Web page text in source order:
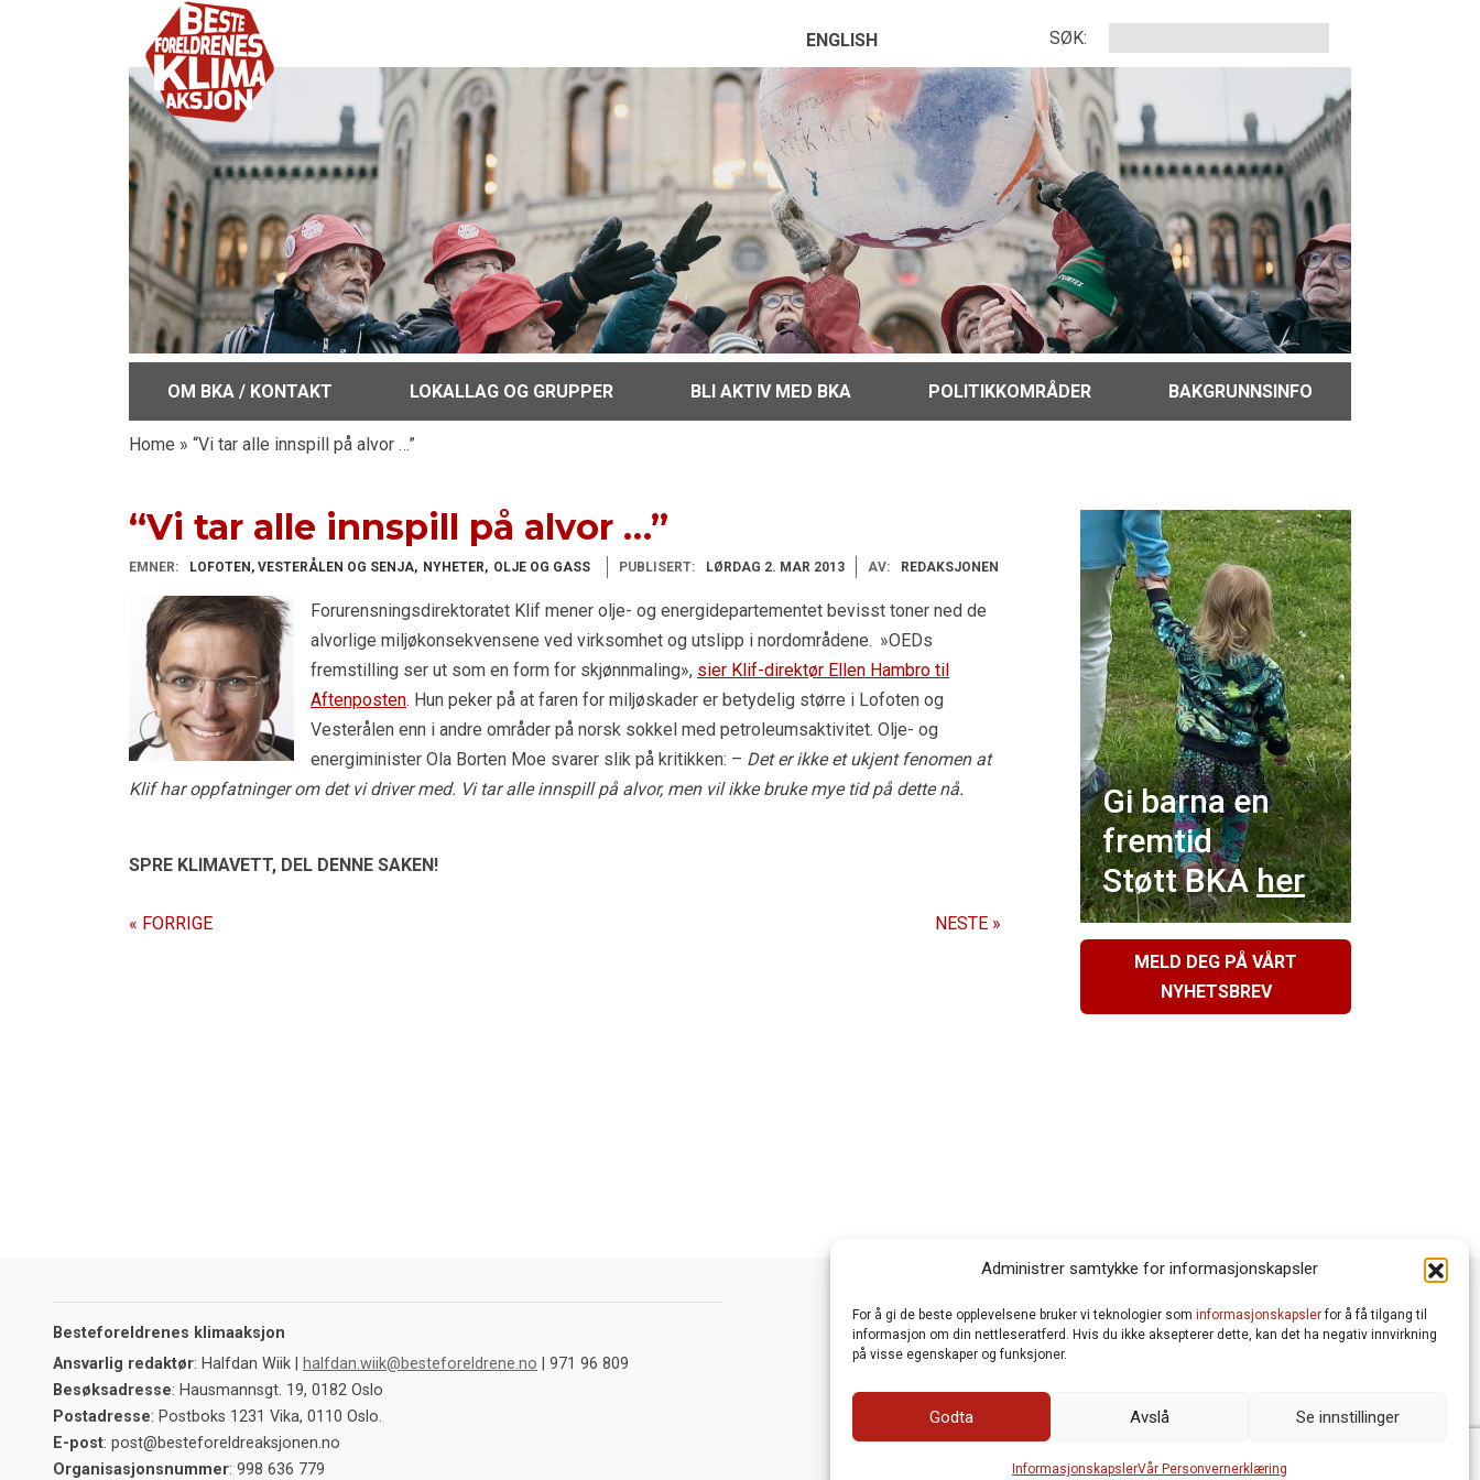
Administrer samtykke for informasjonskapsler
For å gi de beste opplevelsene bruker vi teknologier som informasjonskapslerfor å få tilgang til
informasjon om din nettleseratferd. Hvis du ikke aksepterer dette, kan det ha negativ innvirkning
på visse egenskaper og funksjoner.
Godta Avslå Se innstillinger
InformasjonskapslerVår Personvernerklæring
ENGLISH SØK:
OM BKA / KONTAKT LOKALLAG OG GRUPPER BLI AKTIV MED BKA POLITIKKOMRÅDER BAKGRUNNSINFO
Home » “Vi tar alle innspill på alvor …”
“Vi tar alle innspill på alvor …”
EMNER: LOFOTEN, VESTERÅLEN OG SENJA NYHETER OLJE OG GASS PUBLISERT: LØRDAG 2. MAR 2013 AV: REDAKSJONEN
Forurensningsdirektoratet Klif mener olje- og energidepartementet bevisst toner ned de
alvorlige miljøkonsekvensene ved virksomhet og utslipp i nordområdene. »OEDs
fremstilling ser ut som en form for skjønnmaling», sier Klif-direktør Ellen Hambro til
Aftenposten. Hun peker på at faren for miljøskader er betydelig større i Lofoten og
Vesterålen enn i andre områder på norsk sokkel med petroleumsaktivitet. Olje- og
energiminister Ola Borten Moe svarer slik på kritikken: – Det er ikke et ukjent fenomen at
Klif har oppfatninger om det vi driver med. Vi tar alle innspill på alvor, men vil ikke bruke mye tid på dette nå.
SPRE KLIMAVETT, DEL DENNE SAKEN!
« FORRIGE NESTE »
Gi barna en
fremtid
Støtt BKAher
MELD DEG PÅ VÅRT
NYHETSBREV
Besteforeldrenes klimaaksjon
Ansvarlig redaktør: Halfdan Wiik | halfdan.wiik@besteforeldrene.no | 971 96 809
Besøksadresse: Hausmannsgt. 19, 0182 Oslo
Postadresse: Postboks 1231 Vika, 0110 Oslo.
E-post: post@besteforeldreaksjonen.no
Organisasjonsnummer: 998 636 779
Vår Personvernerklæring Informasjonskapsler (Cookies)
Frameworks AS| Logo av Blanke Ark | Design av Merete Bertheau